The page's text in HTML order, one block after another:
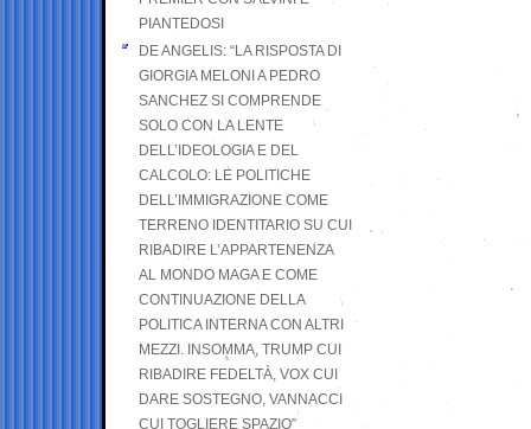
PIANTEDOSI
DE ANGELIS: “LA RISPOSTA DI
GIORGIA MELONI A PEDRO
SANCHEZ SI COMPRENDE
SOLO CON LA LENTE
DELL’IDEOLOGIA E DEL
CALCOLO: LE POLITICHE
DELL’IMMIGRAZIONE COME
TERRENO IDENTITARIO SU CUI
RIBADIRE L’APPARTENENZA
AL MONDO MAGA E COME
CONTINUAZIONE DELLA
POLITICA INTERNA CON ALTRI
MEZZI. INSOMMA, TRUMP CUI
RIBADIRE FEDELTÀ, VOX CUI
DARE SOSTEGNO, VANNACCI
CUI TOGLIERE SPAZIO”